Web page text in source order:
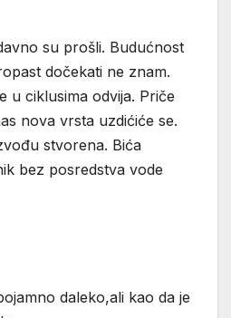
su prošli. Budućnost
dočekati ne znam.
u ciklusima odvija. Priče
nova vrsta uzdićiće se.
stvorena. Bića
bez posredstva vode
daleko,ali kao da je